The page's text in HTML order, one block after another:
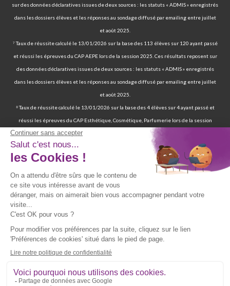
sur des données déclaratives issues de deux sources : les statuts « ADMIS » enregistrés
dans les dossiers élèves et les réponses au sondage diffusé par emailing entre juillet
et août 2025.
⁷ Taux de réussite calculé le 13/01/2026 sur la base des 113 élèves sur 120 ayant passé
et réussi les épreuves du CAP AEPE lors de la session 2025. Ces résultats reposent sur
des données déclaratives issues de deux sources : les statuts « ADMIS » enregistrés
dans les dossiers élèves et les réponses au sondage diffusé par emailing entre juillet
et août 2025.
⁸ Taux de réussite calculé le 13/01/2026 sur la base des 4 élèves sur 4 ayant passé et
réussi les épreuves du CAP Esthétique, Cosmétique, Parfumerie lors de la session
2025. Ces résultats reposent sur des données déclaratives issues de deux sources : les
statuts « ADMIS » enregistrés dans les dossiers élèves et les réponses au sondage
diffusé par emailing entre juillet et août 2025.
⁹ 70 % de nos élèves ont d’ailleurs réussi les épreuves finales de la certification
professionnelle d’auxiliaire de vie. | 97 % de nos élèves ont trouvé un emploi six mois
après avoir terminé leur formation certifiante d’auxiliaire de vie. | Deux ans après leur
lors de la présentation du dossier de renouvellement de la certification professionnelle
d’auxiliaire de vie en date du 19/07/024 et ayant passé les épreuves finales entre 2019
https://www.francecompetences.fr/recherche/rncp/39387/